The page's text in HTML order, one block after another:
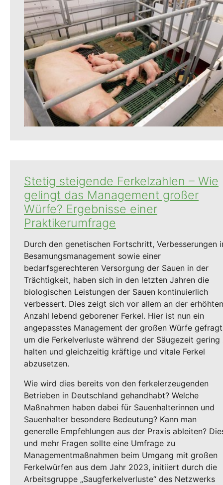
Stetig steigende Ferkelzahlen – Wie
gelingt das Management großer
Würfe? Ergebnisse einer
Praktikerumfrage
Durch den genetischen Fortschritt, Verbesserungen
Besamungsmanagement sowie einer
bedarfsgerechteren Versorgung der Sauen in der
Trächtigkeit, haben sich in den letzten Jahren die
biologischen Leistungen der Sauen kontinuierlich
verbessert. Dies zeigt sich vor allem an der erhöhten
Anzahl lebend geborener Ferkel. Hier ist nun ein
angepasstes Management der großen Würfe
um die Ferkelverluste während der Säugezeit gering
halten und gleichzeitig kräftige und vitale Ferkel
abzusetzen.
Wie wird dies bereits von den ferkelerzeugenden
Betrieben in Deutschland gehandhabt? Welche
Maßnahmen haben dabei für Sauenhalterinnen und
Sauenhalter besondere Bedeutung? Kann man
generelle Empfehlungen aus der Praxis ableiten?
und mehr Fragen sollte eine Umfrage zu
Managementmaßnahmen beim Umgang mit großen
Ferkelwürfen aus dem Jahr 2023, initiiert durch die
Arbeitsgruppe „Saugferkelverluste“ des Netzwerks